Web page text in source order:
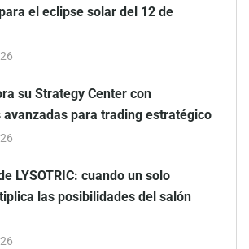
el eclipse solar del 12 de
su Strategy Center con
avanzadas para trading estratégico
LYSOTRIC: cuando un solo
las posibilidades del salón